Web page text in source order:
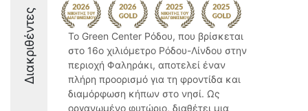
Διακριθέντες
Το Green Center Ρόδου, που βρίσκεται
στο 16ο χιλιόμετρο Ρόδου-Λίνδου στην
περιοχή Φαληράκι, αποτελεί έναν
πλήρη προορισμό για τη φροντίδα και
διαμόρφωση κήπων στο νησί. Ως
οργανωμένο φυτώριο, διαθέτει μια